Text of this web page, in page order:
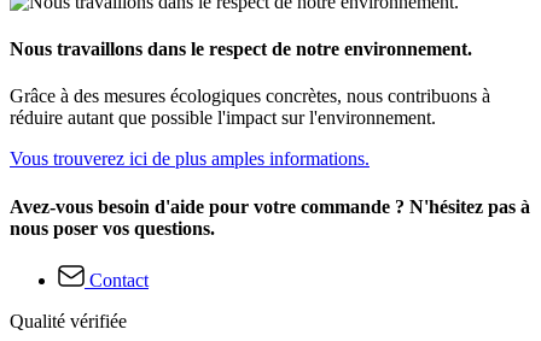
Nous travaillons dans le respect de notre environnement.
Grâce à des mesures écologiques concrètes, nous contribuons à
réduire autant que possible l'impact sur l'environnement.
Vous trouverez ici de plus amples informations.
Avez-vous besoin d'aide pour votre commande ? N'hésitez pas à
nous poser vos questions.
Contact
Qualité vérifiée